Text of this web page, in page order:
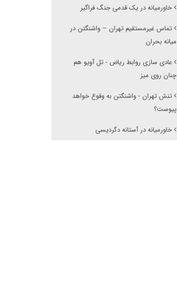
خاورمیانه در یک قدمی جنگ فراگیر
تماس غیرمستقیم تهران – واشنگتن در
میانه بحران
عادی سازی روابط ریاض - تل آویو هم
چنان روی میز
تنش تهران - واشنگتن به وقوع خواهد
پیوست؟
خاورمیانه در آستانه دگردیسی